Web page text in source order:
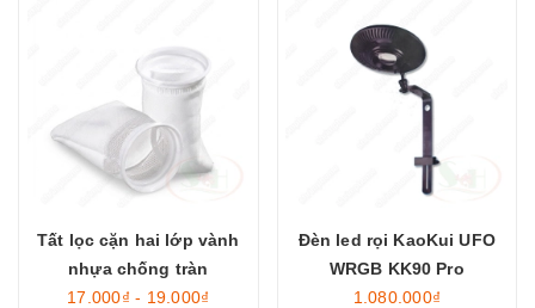
Tất lọc cặn hai lớp vành
nhựa chống tràn
17.000₫ - 19.000₫
Đèn led rọi KaoKui UFO
WRGB KK90 Pro
1.080.000₫